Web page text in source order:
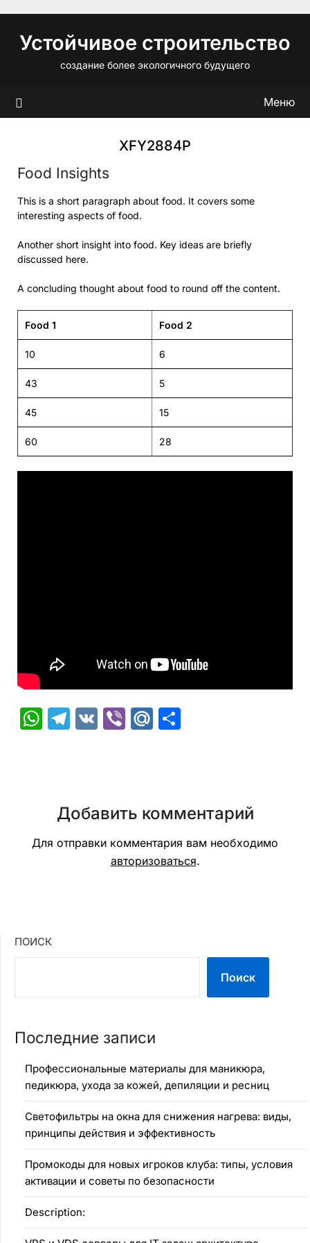
содержимому
Устойчивое строительство
создание более экологичного будущего
Меню
XFY2884P
Food Insights
This is a short paragraph about food. It covers some
interesting aspects of food.
Another short insight into food. Key ideas are briefly
discussed here.
A concluding thought about food to round off the content.
Food 1 Food 2
10 6
43 5
45 15
60 28
WhatsApp
Telegram
VK ViberMail.Ru
Добавить комментарий
Для отправки комментария вам необходимо
авторизоваться.
ПОИСК
Поиск
Последние записи
Профессиональные материалы для маникюра,
педикюра, ухода за кожей, депиляции и ресниц
Светофильтры на окна для снижения нагрева: виды,
принципы действия и эффективность
Промокоды для новых игроков клуба: типы, условия
активации и советы по безопасности
Description: